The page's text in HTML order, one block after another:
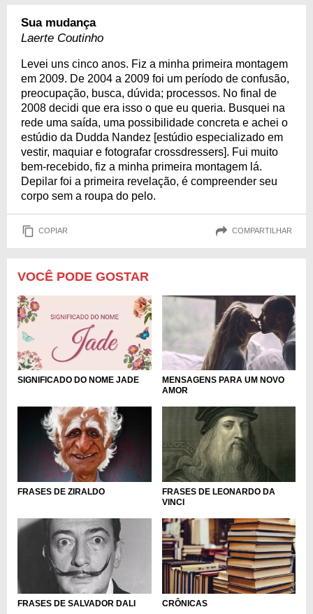
Sua mudança
Laerte Coutinho
Levei uns cinco anos. Fiz a minha primeira montagem
em 2009. De 2004 a 2009 foi um período de confusão,
preocupação, busca, dúvida; processos. No final de
2008 decidi que era isso o que eu queria. Busquei na
rede uma saída, uma possibilidade concreta e achei o
estúdio da Dudda Nandez [estúdio especializado em
vestir, maquiar e fotografar crossdressers]. Fui muito
bem-recebido, fiz a minha primeira montagem lá.
Depilar foi a primeira revelação, é compreender seu
corpo sem a roupa do pelo.
COPIAR COMPARTILHAR
VOCÊ PODE GOSTAR
SIGNIFICADO DO NOME JADE
MENSAGENS PARA UM NOVO
AMOR
FRASES DE ZIRALDO
FRASES DE LEONARDO DA
VINCI
FRASES DE SALVADOR DALI CRÔNICAS